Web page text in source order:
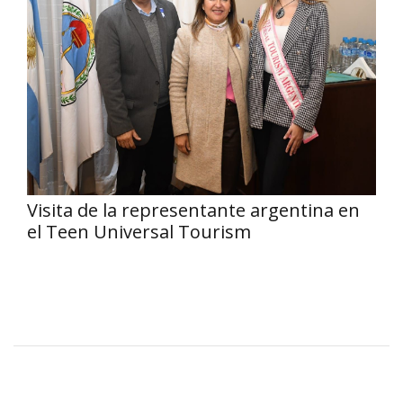
Visita de la representante argentina en
el Teen Universal Tourism